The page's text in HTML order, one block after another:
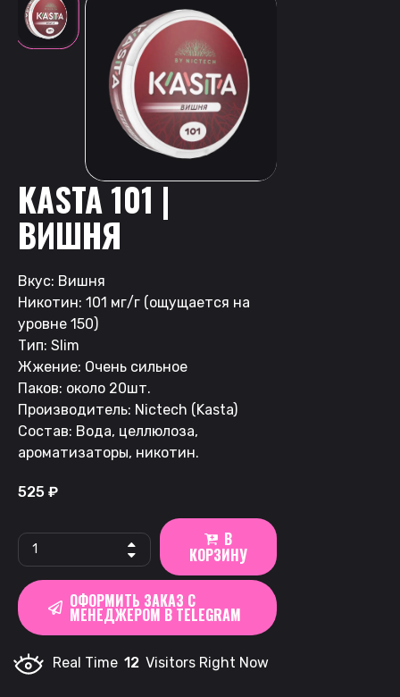
KASTA 101 |
ВИШНЯ
Вкус: Вишня
Никотин: 101 мг/г (ощущается на
уровне 150)
Тип: Slim
Жжение: Очень сильное
Паков: около 20шт.
Производитель: Nictech (Kasta)
Состав: Вода, целлюлоза,
ароматизаторы, никотин.
525 ₽
KASTA
101
Вишня
quantity
В
КОРЗИНУ
ОФОРМИТЬ ЗАКАЗ С
МЕНЕДЖЕРОМ В TELEGRAM
Real Time 12 Visitors Right Now